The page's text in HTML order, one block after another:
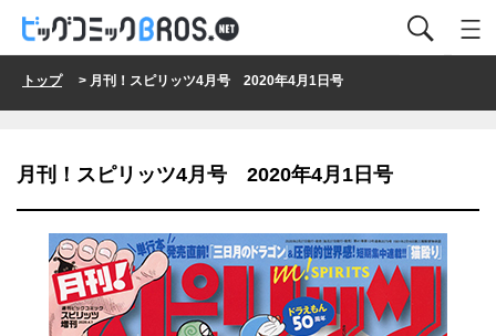
トップ> 月刊！スピリッツ4月号 2020年4月1日号
月刊！スピリッツ4月号 2020年4月1日号